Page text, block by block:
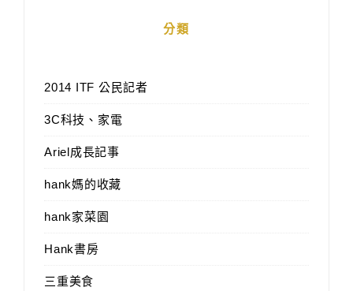
分類
2014 ITF 公民記者
3C科技、家電
Ariel成長記事
hank媽的收藏
hank家菜園
Hank書房
三重美食